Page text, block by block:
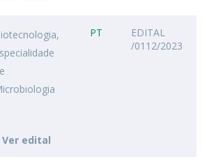
edital
PT
EDITAL
/0112/2023